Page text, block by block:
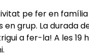
pe fer en
en grup. La durada
a fer-la! A les 19